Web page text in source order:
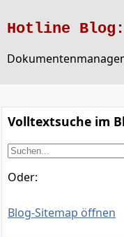
Hotline Blog:
Volltextsuche im
Oder:
Blog-Sitemap öffnen